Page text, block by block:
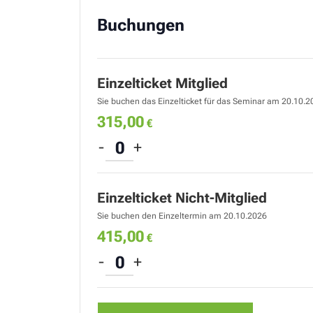
Eine normale DSL-Leitung (16 MBit/s) ist
Für das Online-Seminar wird eine
Buchungen
Einzelticket Mitglied
Sie buchen das Einzelticket für das Seminar am
315,00 €
Verringern
der
für
Einzelticket
Mitglied
-
Anzahl
Erhöhe
die
für
Einzelticket
Mitglied
+
Einzelticket Nicht-Mitglied
Sie buchen den Einzeltermin am 20.10.2026
415,00 €
Verringern
der
Ticketanzahl
-
Anzahl
Erhöhe
die
Ticketsanzahl
+